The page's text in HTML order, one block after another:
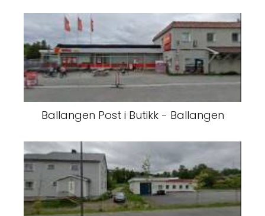
Ballangen Post i Butikk - Ballangen